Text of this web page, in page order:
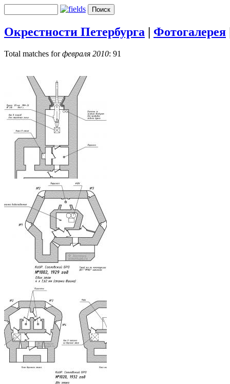
Окрестности Петербурга | Фотогалерея
Total matches forфевраля 2010: 91